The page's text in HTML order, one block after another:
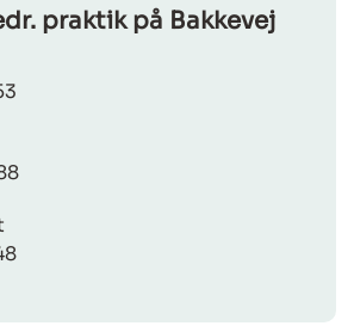
praktik på Bakkevej